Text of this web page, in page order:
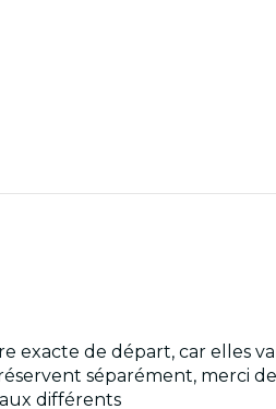
exacte de départ, car elles
séparément, merci
différents